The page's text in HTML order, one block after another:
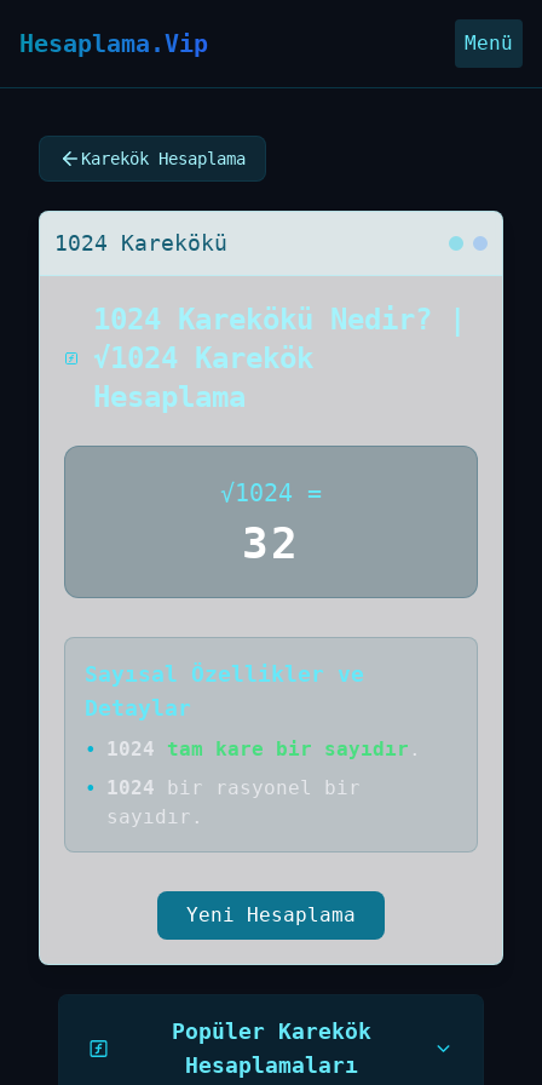
Hesaplama.Vip Menü
Karekök Hesaplama
1024 Karekökü
1024 Karekökü Nedir? |
√1024 Karekök
Hesaplama
√1024 =
32
Sayısal Özellikler ve
Detaylar
• 1024 tam kare bir sayıdır .
•
1024 bir
rasyonel bir
sayıdır .
Yeni Hesaplama
Popüler Karekök
Hesaplamaları